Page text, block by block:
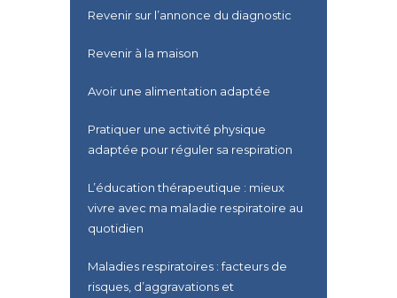
Revenir sur l’annonce du diagnostic
Revenir à la maison
Avoir une alimentation adaptée
Pratiquer une activité physique
adaptée pour réguler sa respiration
L’éducation thérapeutique : mieux
vivre avec ma maladie respiratoire au
quotidien
Maladies respiratoires : facteurs de
risques, d’aggravations et